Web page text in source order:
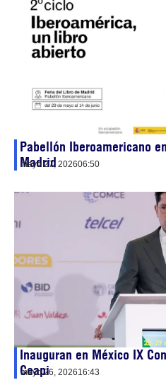
Pabellón Iberoamericano
Madrid
mayo 27, 202606:50
Inauguran en México IX
Ceapi
mayo 26, 202616:43